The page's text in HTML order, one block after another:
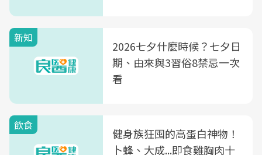
新知
2026七夕什麼時候？七夕日
期、由來與3習俗8禁忌一次
看
飲食
健身族狂囤的高蛋白神物！
卜蜂、大成...即食雞胸肉十